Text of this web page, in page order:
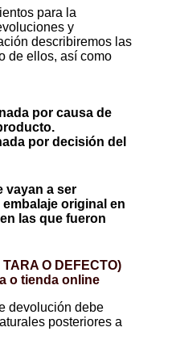
para la
y
describiremos las
de ellos, así como
por causa de
por decisión del
vayan a ser
original en
las que fueron
O DEFECTO)
o tienda online
devolución debe
posteriores a